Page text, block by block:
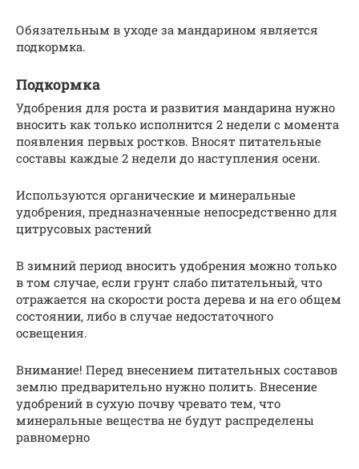
Обязательным в уходе за мандарином является
подкормка.
Подкормка
Удобрения для роста и развития мандарина нужно
вносить как только исполнится 2 недели с момента
появления первых ростков. Вносят питательные
составы каждые 2 недели до наступления осени.
Используются органические и минеральные
удобрения, предназначенные непосредственно для
цитрусовых растений
В зимний период вносить удобрения можно только
в том случае, если грунт слабо питательный, что
отражается на скорости роста дерева и на его общем
состоянии, либо в случае недостаточного
освещения.
Внимание! Перед внесением питательных составов
землю предварительно нужно полить. Внесение
удобрений в сухую почву чревато тем, что
минеральные вещества не будут распределены
равномерно